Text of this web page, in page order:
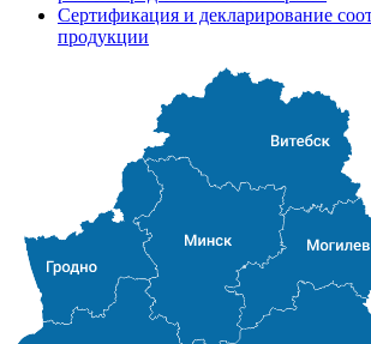
Сертификация и декларирование
продукции